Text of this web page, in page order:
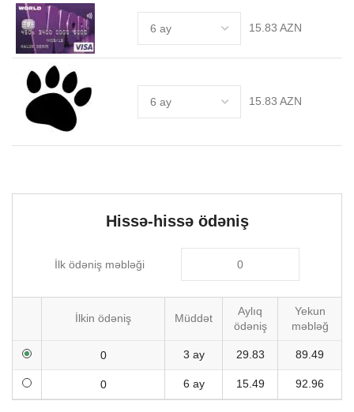
15.83 AZN
15.83 AZN
Hissə-hissə ödəniş
İlk ödəniş məbləği
İlkin ödəniş Müddət
Aylıq
ödəniş
Yekun
məbləğ
3 ay 29.83 89.49
6 ay 15.49 92.96